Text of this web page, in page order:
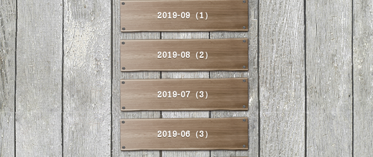
2019-09（1）
2019-08（2）
2019-07（3）
2019-06（3）